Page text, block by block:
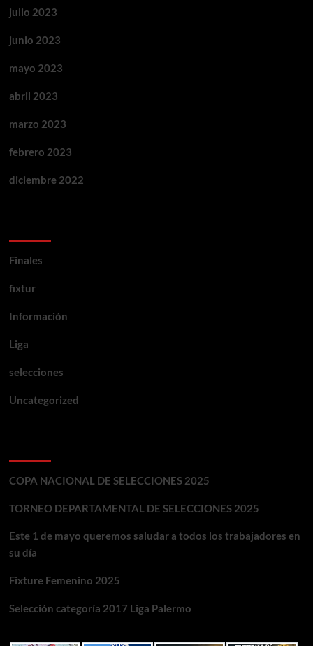
julio 2023
junio 2023
mayo 2023
abril 2023
marzo 2023
febrero 2023
diciembre 2022
Finales
fixtur
Información
Liga
selecciones
Uncategorized
COPA NACIONAL DE SELECCIONES 2025
TORNEO DEPARTAMENTAL DE SELECCIONES 2025
Este 1 de mayo queremos saludar a todos los trabajadores en
su día
Fixture Femenino 2025
Selección categoría 2017 Liga Palermo